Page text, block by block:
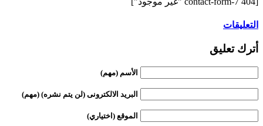
التعليقات
أترك تعليق
الأسم (مهم)
البريد الالكترونى (لن يتم نشره) (مهم)
الموقع (اختياري)